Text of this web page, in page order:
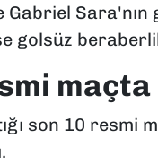
Sara'nın
golsüz
son 10 resmi